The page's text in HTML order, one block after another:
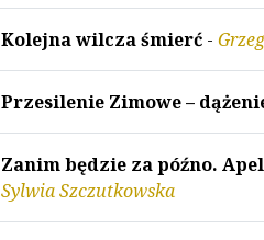
Kolejna wilcza śmierć -
Przesilenie Zimowe –
Zanim będzie za późno.
Sylwia Szczutkowska